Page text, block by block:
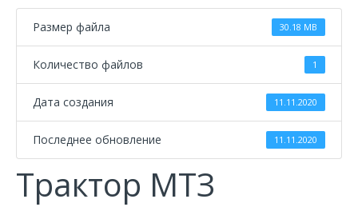
Размер файла 30.18 MB
Количество файлов 1
Дата создания 11.11.2020
Последнее обновление 11.11.2020
Трактор МТЗ